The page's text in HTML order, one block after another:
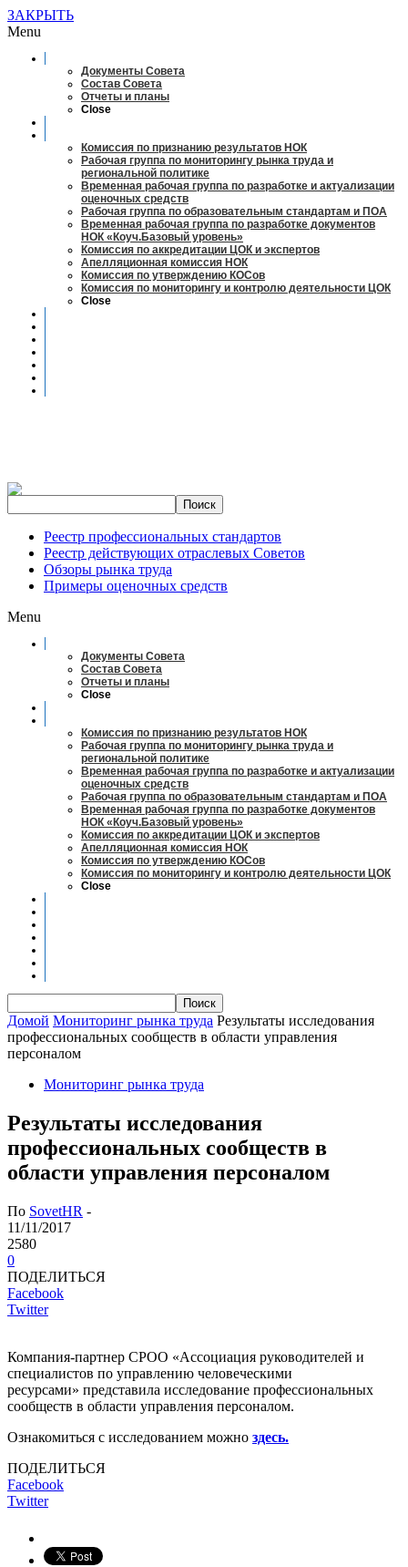
ЗАКРЫТЬ
Menu
Документы Совета
Состав Совета
Отчеты и планы
Close
Комиссия по признанию результатов НОК
Рабочая группа по мониторингу рынка труда и
региональной политике
Временная рабочая группа по разработке и актуализации
оценочных средств
Рабочая группа по образовательным стандартам и ПОА
Временная рабочая группа по разработке документов
НОК «Коуч.Базовый уровень»
Комиссия по аккредитации ЦОК и экспертов
Апелляционная комиссия НОК
Комиссия по утверждению КОСов
Комиссия по мониторингу и контролю деятельности ЦОК
Close
Реестр профессиональных стандартов
Реестр действующих отраслевых Советов
Обзоры рынка труда
Примеры оценочных средств
Menu
Документы Совета
Состав Совета
Отчеты и планы
Close
Комиссия по признанию результатов НОК
Рабочая группа по мониторингу рынка труда и
региональной политике
Временная рабочая группа по разработке и актуализации
оценочных средств
Рабочая группа по образовательным стандартам и ПОА
Временная рабочая группа по разработке документов
НОК «Коуч.Базовый уровень»
Комиссия по аккредитации ЦОК и экспертов
Апелляционная комиссия НОК
Комиссия по утверждению КОСов
Комиссия по мониторингу и контролю деятельности ЦОК
Close
Домой Мониторинг рынка труда Результаты исследования
профессиональных сообществ в области управления
персоналом
Мониторинг рынка труда
Результаты исследования
профессиональных сообществ в
области управления персоналом
По SovetHR -
11/11/2017
2580
0
ПОДЕЛИТЬСЯ
Facebook
Twitter
Компания-партнер СРОО «Ассоциация руководителей и
специалистов по управлению человеческими
ресурсами» представила исследование профессиональных
сообществ в области управления персоналом.
Ознакомиться с исследованием можно здесь.
ПОДЕЛИТЬСЯ
Facebook
Twitter